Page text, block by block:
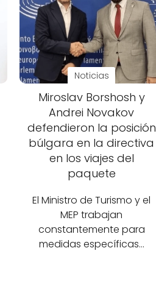
Noticias
Miroslav Borshosh y
Andrei Novakov
defendieron la posición
búlgara en la directiva
en los viajes del
paquete
El Ministro de Turismo y el
MEP trabajan
constantemente para
medidas específicas…